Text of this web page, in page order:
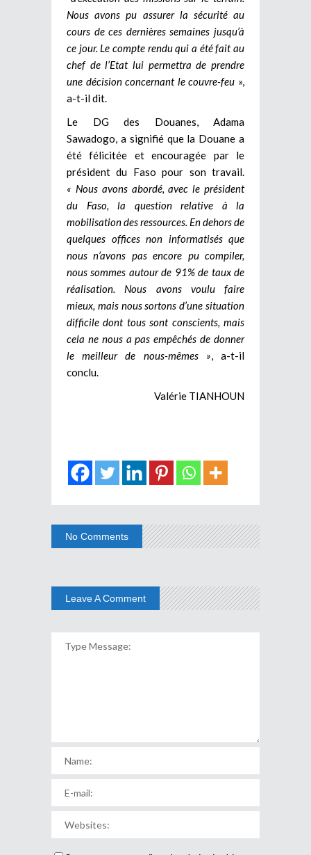
Nous avons pu assurer la sécurité au
cours de ces dernières semaines jusqu’à
ce jour. Le compte rendu qui a été fait au
chef de l’Etat lui permettra de prendre
une décision concernant le couvre-feu »,
a-t-il dit.
Le DG des Douanes, Adama
Sawadogo, a signifié que la Douane a
été félicitée et encouragée par le
président du Faso pour son travail.
« Nous avons abordé, avec le président
du Faso, la question relative à la
mobilisation des ressources. En dehors de
quelques offices non informatisés que
nous n’avons pas encore pu compiler,
nous sommes autour de 91% de taux de
réalisation. Nous avons voulu faire
mieux, mais nous sortons d’une situation
difficile dont tous sont conscients, mais
cela ne nous a pas empêchés de donner
le meilleur de nous-mêmes », a-t-il
conclu.
Valérie TIANHOUN
No Comments
Leave A Comment